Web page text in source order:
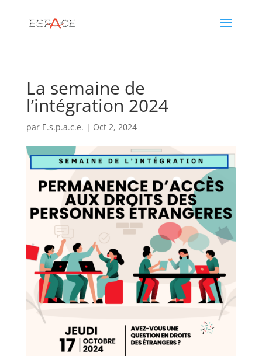
La semaine de
l’intégration 2024
par E.s.p.a.c.e. | Oct 2, 2024